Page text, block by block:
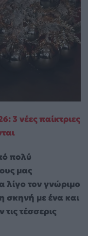
3 νέες παίκτριες
πολύ
μας
τον γνώριμο
σκηνή με ένα και
τέσσερις